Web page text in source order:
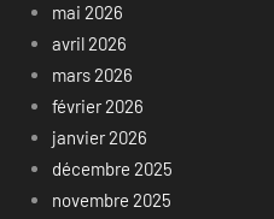
mai 2026
avril 2026
mars 2026
février 2026
janvier 2026
décembre 2025
novembre 2025